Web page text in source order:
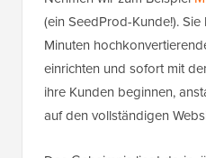
(ein SeedProd-Kunde!).
Minuten
einrichten und sofort mit
ihre Kunden beginnen,
auf den vollständigen